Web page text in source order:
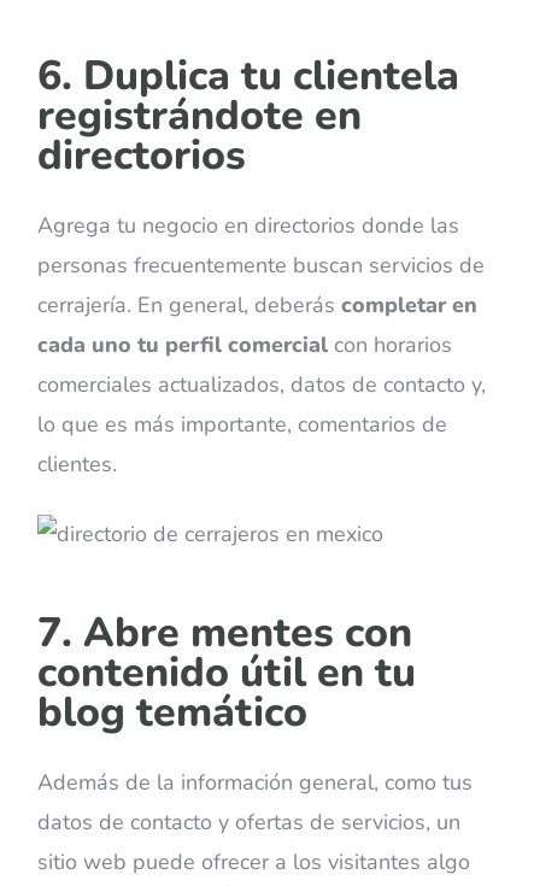
6. Duplica tu clientela
registrándote en
directorios
Agrega tu negocio en directorios donde las
personas frecuentemente buscan servicios de
cerrajería. En general, deberáscompletar en
cada uno tu perfil comercial con horarios
comerciales actualizados, datos de contacto y,
lo que es más importante, comentarios de
clientes.
7. Abre mentes con
contenido útil en tu
blog temático
Además de la información general, como tus
datos de contacto y ofertas de servicios, un
sitio web puede ofrecer a los visitantes algo